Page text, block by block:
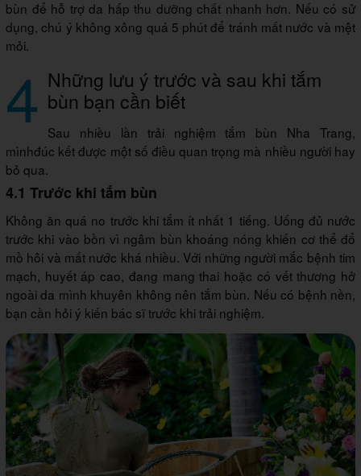
bùn để hỗ trợ da hấp thu dưỡng chất nhanh hơn. Nếu có sử
dụng, chú ý không xông quá 5 phút để tránh mất nước và mệt
mỏi.
4 Những lưu ý trước và sau khi tắm
bùn bạn cần biết
Sau nhiều lần trải nghiệm tắm bùn Nha Trang,
mìnhđúc kết được một số điều quan trọng mà nhiều người hay
bỏ qua.
4.1 Trước khi tắm bùn
Không ăn quá no trước khi tắm ít nhất 1 tiếng. Uống đủ nước
trước khi vào bồn vì ngâm bùn khoáng nóng khiến cơ thể đổ
mồ hôi và mất nước khá nhiều. Với những người mắc bệnh tim
mạch, huyết áp cao, đang mang thai hoặc có vết thương hở
ngoài da mình khuyên không nên tắm bùn. Nếu có bệnh nền,
bạn cần hỏi ý kiến bác sĩ trước khi trải nghiệm.